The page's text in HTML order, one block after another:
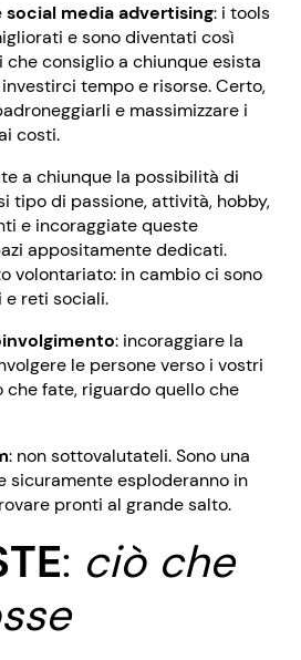
social media advertising: i tools
e sono diventati così
consiglio a chiunque esista
tempo e risorse. Certo,
e massimizzare i
costi.
a chiunque la possibilità di
tipo di passione, attività, hobby,
e incoraggiate queste
appositamente dedicati.
volontariato: in cambio ci sono
reti sociali.
: incoraggiare la
le persone verso i vostri
che fate, riguardo quello che
: non sottovalutateli. Sono una
sicuramente esploderanno in
pronti al grande salto.
: ciò che